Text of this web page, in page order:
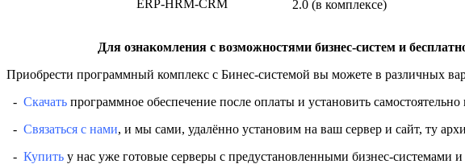
ERP-HRM-CRM
2.0 (в комплексе)
Для ознакомления с возможностями бизнес-систем и
Приобрести программный комплекс с Бинес-системой вы можете в различных
- Скачать программное обеспечение после оплаты и установить
- Связаться с нами, и мы сами, удалённо установим на ваш сервер и сайт, ту
- Купить у нас уже готовые серверы с предустановленными бизнес-системами и